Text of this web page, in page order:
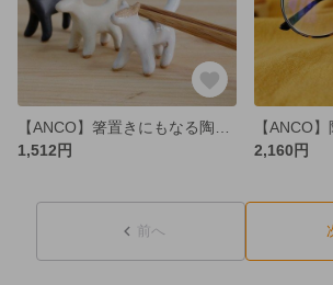
1,512円
2,160円
前へ